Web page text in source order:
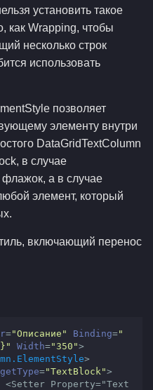
установить такое
как Wrapping, чтобы
несколько строк
использовать
позволяет
элементу внутри
DataGridTextColumn
в случае
а в случае
элемент, который
включающий перенос
="Описание" Binding="
Width="350">
>
="TextBlock">
                          <
Setter Property="Text